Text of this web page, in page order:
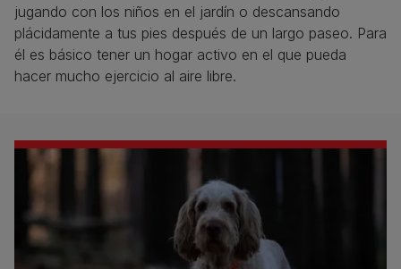
jugando con los niños en el jardín o descansando
plácidamente a tus pies después de un largo paseo. Para
él es básico tener un hogar activo en el que pueda
hacer mucho ejercicio al aire libre.